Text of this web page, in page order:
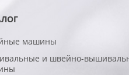
машины
и швейно-